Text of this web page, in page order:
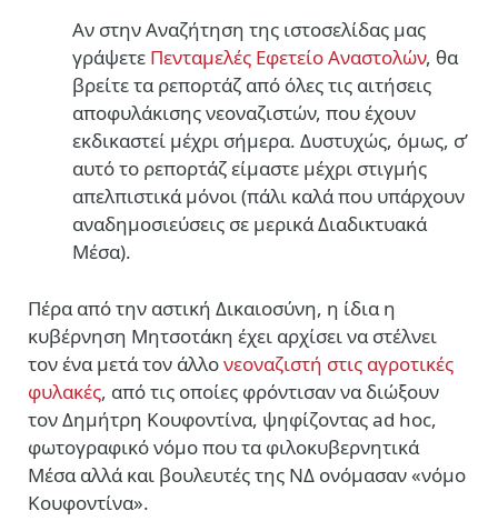
Αν στην Αναζήτηση της ιστοσελίδας μας
γράψετε Πενταμελές Εφετείο Αναστολών, θα
βρείτε τα ρεπορτάζ από όλες τις αιτήσεις
αποφυλάκισης νεοναζιστών, που έχουν
εκδικαστεί μέχρι σήμερα. Δυστυχώς, όμως, σ’
αυτό το ρεπορτάζ είμαστε μέχρι στιγμής
απελπιστικά μόνοι (πάλι καλά που υπάρχουν
αναδημοσιεύσεις σε μερικά Διαδικτυακά
Μέσα).
Πέρα από την αστική Δικαιοσύνη, η ίδια η
κυβέρνηση Μητσοτάκη έχει αρχίσει να στέλνει
τον ένα μετά τον άλλονεοναζιστή στις αγροτικές
φυλακές, από τις οποίες φρόντισαν να διώξουν
τον Δημήτρη Κουφοντίνα, ψηφίζοντας ad hoc,
φωτογραφικό νόμο που τα φιλοκυβερνητικά
Μέσα αλλά και βουλευτές της ΝΔ ονόμασαν «νόμο
Κουφοντίνα».